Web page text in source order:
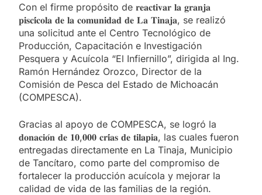
Con el firme propósito de 𝐫𝐞𝐚𝐜𝐭𝐢𝐯𝐚𝐫 𝐥𝐚 𝐠𝐫𝐚𝐧𝐣𝐚
𝐩𝐢𝐬𝐜𝐢́𝐜𝐨𝐥𝐚 𝐝𝐞 𝐥𝐚 𝐜𝐨𝐦𝐮𝐧𝐢𝐝𝐚𝐝 𝐝𝐞 𝐋𝐚 𝐓𝐢𝐧𝐚𝐣𝐚, se realizó
una solicitud ante el Centro Tecnológico de
Producción, Capacitación e Investigación
Pesquera y Acuícola “El Infiernillo”, dirigida al Ing.
Ramón Hernández Orozco, Director de la
Comisión de Pesca del Estado de Michoacán
(COMPESCA).
Gracias al apoyo de COMPESCA, se logró la
𝐝𝐨𝐧𝐚𝐜𝐢𝐨́𝐧 𝐝𝐞 𝟏𝟎,𝟎𝟎𝟎 𝐜𝐫𝐢́𝐚𝐬 𝐝𝐞 𝐭𝐢𝐥𝐚𝐩𝐢𝐚, las cuales fueron
entregadas directamente en La Tinaja, Municipio
de Tancítaro, como parte del compromiso de
fortalecer la producción acuícola y mejorar la
calidad de vida de las familias de la región.